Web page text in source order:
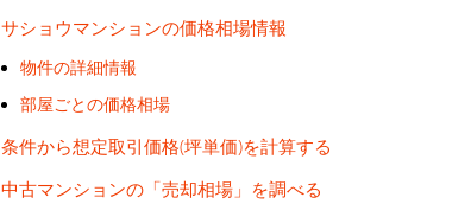
サショウマンションの価格相場情報
物件の詳細情報
部屋ごとの価格相場
条件から想定取引価格(坪単価)を計算する
中古マンションの「売却相場」を調べる